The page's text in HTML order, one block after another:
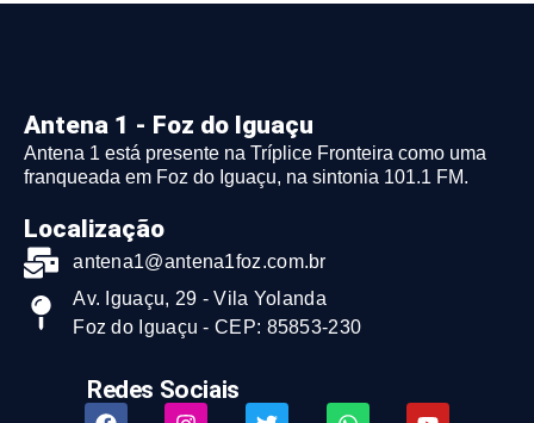
Antena 1 - Foz do Iguaçu
Antena 1 está presente na Tríplice Fronteira como uma
franqueada em Foz do Iguaçu, na sintonia 101.1 FM.
Localização
antena1@antena1foz.com.br
Av. Iguaçu, 29 - Vila Yolanda
Foz do Iguaçu - CEP: 85853-230
Redes Sociais